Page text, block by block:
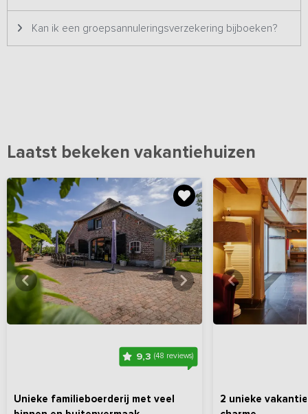
Kan ik een groepsannuleringsverzekering bijboeken?
Laatst bekeken vakantiehuizen
9,3(48 reviews)
Unieke familieboerderij met veel
Bekijkhieralle foto's
2 unieke
Bekijk